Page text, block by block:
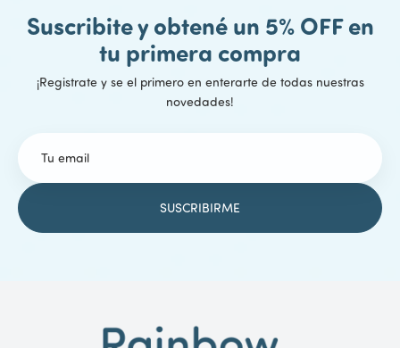
Suscribite y obtené un 5% OFF en
tu primera compra
¡Registrate y se el primero en enterarte de todas nuestras
novedades!